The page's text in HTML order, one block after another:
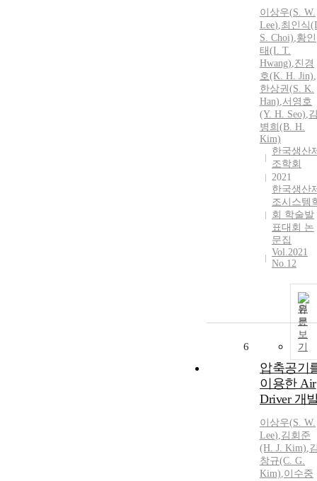
이상우(S. W.
Lee),최인식
S. Choi),황인
태(I. T.
Hwang),진경
호(K. H. Jin),
한상권(S. K.
Han),서영호
(Y. H. Seo),
병희(B. H.
Kim)
한국생산
조학회
2021
한국생산
조시스템
회 학술발
표대회 논
문집
Vol.2021
No.12
원
문
보
기
6
압축공기
이용한 Air
Driver 개
이상우(S. W.
Lee),김회준
(H. J. Kim),
창규(C. G.
Kim),이수중